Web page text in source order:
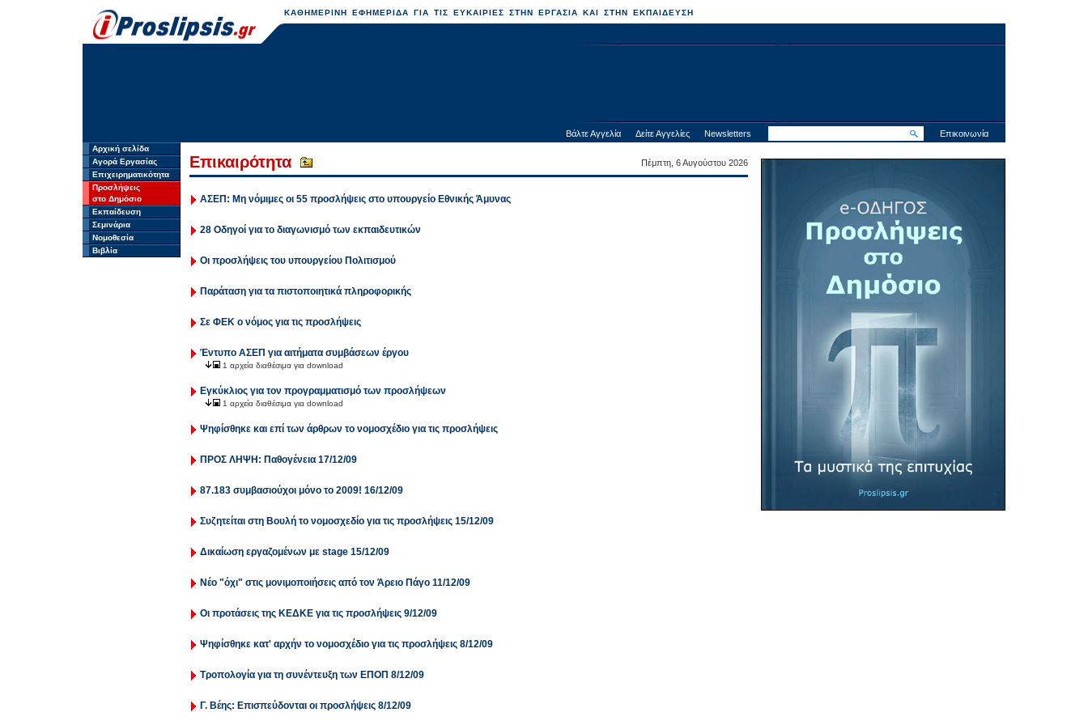
ΚΑΘΗΜΕΡΙΝΗ ΕΦΗΜΕΡΙΔΑ ΓΙΑ ΤΙΣ ΕΥΚΑΙΡΙΕΣ ΣΤΗΝ ΕΡΓΑΣΙΑ ΚΑΙ ΣΤΗΝ ΕΚΠΑΙΔΕΥΣΗ
Βάλτε Αγγελία Δείτε Αγγελίες Newsletters Επικοινωνία
Αρχική σελίδα
Αγορά Εργασίας
Επιχειρηματικότητα
Προσλήψεις
στο Δημόσιο
Εκπαίδευση
Σεμινάρια
Νομοθεσία
Βιβλία
Επικαιρότητα Πέμπτη, 6 Αυγούστου 2026
ΑΣΕΠ: Μη νόμιμες οι 55 προσλήψεις στο υπουργείο Εθνικής Άμυνας
28 Οδηγοί για το διαγωνισμό των εκπαιδευτικών
Οι προσλήψεις του υπουργείου Πολιτισμού
Παράταση για τα πιστοποιητικά πληροφορικής
Σε ΦΕΚ ο νόμος για τις προσλήψεις
Έντυπο ΑΣΕΠ για αιτήματα συμβάσεων έργου
1 αρχεία διαθέσιμα για download
Εγκύκλιος για τον προγραμματισμό των προσλήψεων
1 αρχεία διαθέσιμα για download
Ψηφίσθηκε και επί των άρθρων το νομοσχέδιο για τις προσλήψεις
ΠΡΟΣ ΛΗΨΗ: Παθογένεια 17/12/09
87.183 συμβασιούχοι μόνο το 2009! 16/12/09
Συζητείται στη Βουλή το νομοσχεδίο για τις προσλήψεις 15/12/09
Δικαίωση εργαζομένων με stage 15/12/09
Νέο "όχι" στις μονιμοποιήσεις από τον Άρειο Πάγο 11/12/09
Οι προτάσεις της ΚΕΔΚΕ για τις προσλήψεις 9/12/09
Ψηφίσθηκε κατ' αρχήν το νομοσχέδιο για τις προσλήψεις 8/12/09
Τροπολογία για τη συνέντευξη των ΕΠΟΠ 8/12/09
Γ. Βέης: Επισπεύδονται οι προσλήψεις 8/12/09